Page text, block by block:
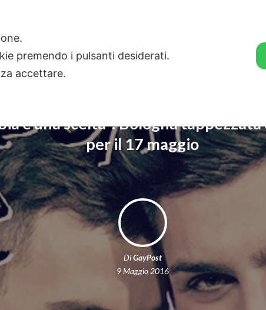
è una scelta”: Bologna
per il 17 maggio
DiGayPost
9 Maggio 2016
premendo i pulsanti desiderati.
accettare.